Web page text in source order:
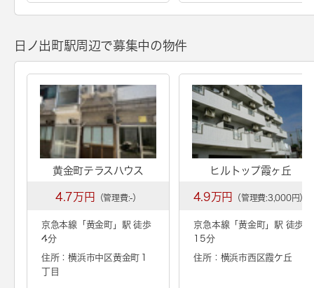
日ノ出町駅周辺で募集中の物件
黄金町テラスハウス
4.7万円 （管理費:-）
京急本線「 黄金町」駅 徒歩
4分
住所：横浜市中区黄金町１
丁目
ヒルトップ霞ヶ丘
4.9万円 （管理費:3,000円）
京急本線「黄金町」駅 徒歩
15分
住所：横浜市西区霞ケ丘